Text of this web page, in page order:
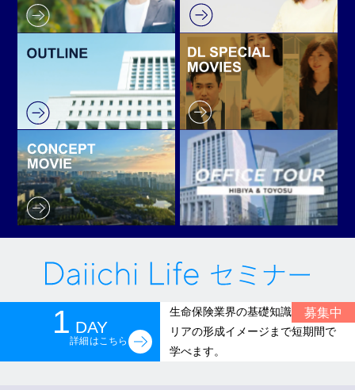
1 DAY
詳細はこちら
募集中
生命保険業界の基礎知識からキャ
リアの形成イメージまで短期間で
学べます。